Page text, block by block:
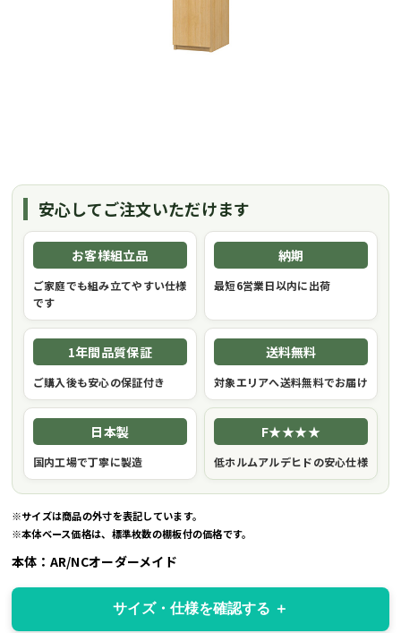
安心してご注文いただけます
お客様組立品
ご家庭でも組み立てやすい仕様
です
納期
最短6営業日以内に出荷
1年間品質保証
ご購入後も安心の保証付き
送料無料
対象エリアへ送料無料でお届け
日本製
国内工場で丁寧に製造
F★★★★
低ホルムアルデヒドの安心仕様
※サイズは商品の外寸を表記しています。
※本体ベース価格は、標準枚数の棚板付の価格です。
本体：AR/NCオーダーメイド
サイズ・仕様を確認する